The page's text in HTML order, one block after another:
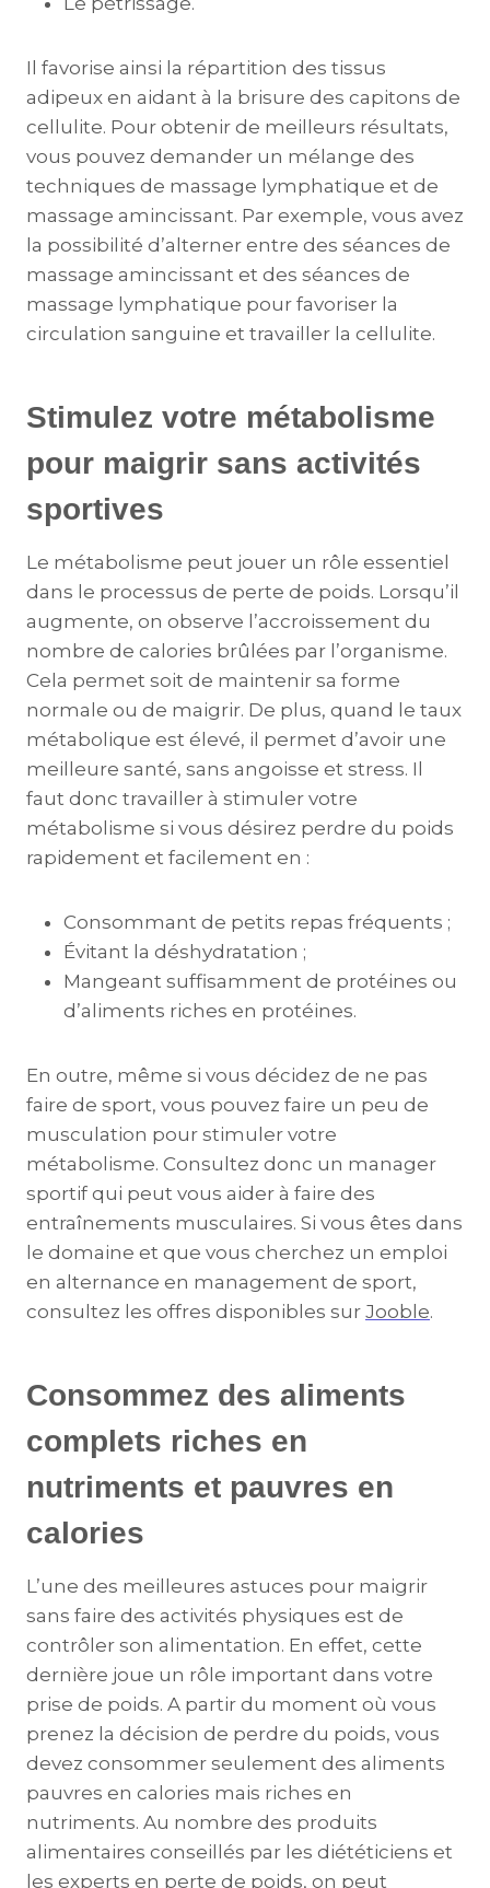
Il favorise ainsi la répartition des tissus
adipeux en aidant à la brisure des capitons de
cellulite. Pour obtenir de meilleurs résultats,
vous pouvez demander un mélange des
techniques de massage lymphatique et de
massage amincissant. Par exemple, vous avez
la possibilité d’alterner entre des séances de
massage amincissant et des séances de
massage lymphatique pour favoriser la
circulation sanguine et travailler la cellulite.
Stimulez votre métabolisme
pour maigrir sans activités
sportives
Le métabolisme peut jouer un rôle essentiel
dans le processus de perte de poids. Lorsqu’il
augmente, on observe l’accroissement du
nombre de calories brûlées par l’organisme.
Cela permet soit de maintenir sa forme
normale ou de maigrir. De plus, quand le taux
métabolique est élevé, il permet d’avoir une
meilleure santé, sans angoisse et stress. Il
faut donc travailler à stimuler votre
métabolisme si vous désirez perdre du poids
rapidement et facilement en :
Consommant de petits repas fréquents ;
Évitant la déshydratation ;
Mangeant suffisamment de protéines ou
d’aliments riches en protéines.
En outre, même si vous décidez de ne pas
faire de sport, vous pouvez faire un peu de
musculation pour stimuler votre
métabolisme. Consultez donc un manager
sportif qui peut vous aider à faire des
entraînements musculaires. Si vous êtes dans
le domaine et que vous cherchez un emploi
en alternance en management de sport,
consultez les offres disponibles sur Jooble.
Consommez des aliments
complets riches en
nutriments et pauvres en
calories
L’une des meilleures astuces pour maigrir
sans faire des activités physiques est de
contrôler son alimentation. En effet, cette
dernière joue un rôle important dans votre
prise de poids. A partir du moment où vous
prenez la décision de perdre du poids, vous
devez consommer seulement des aliments
pauvres en calories mais riches en
nutriments. Au nombre des produits
alimentaires conseillés par les diététiciens et
les experts en perte de poids, on peut